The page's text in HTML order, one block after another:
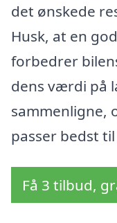
det ønskede
Husk, at en
forbedrer
dens værdi på
sammenligne,
passer bedst
Få 3 tilbud,